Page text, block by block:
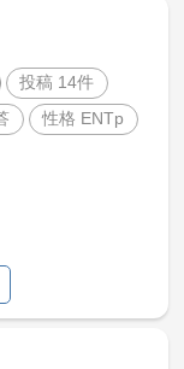
投稿 14件
性格 ENTp